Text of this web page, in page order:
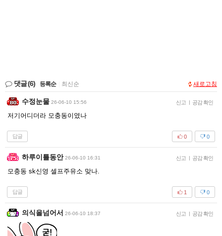
댓글(6) 등록순 최신순 새로고침
수정눈물 26-06-10 15:56 신고 | 공감 확인
저기어디더라 모충동이였나
답글 0
0
하루이틀동안 26-06-10 16:31 신고 | 공감 확인
모충동 sk신영 셀프주유소 맞나.
답글 0
1
의식을넘어서 26-06-10 18:37 신고 | 공감 확인